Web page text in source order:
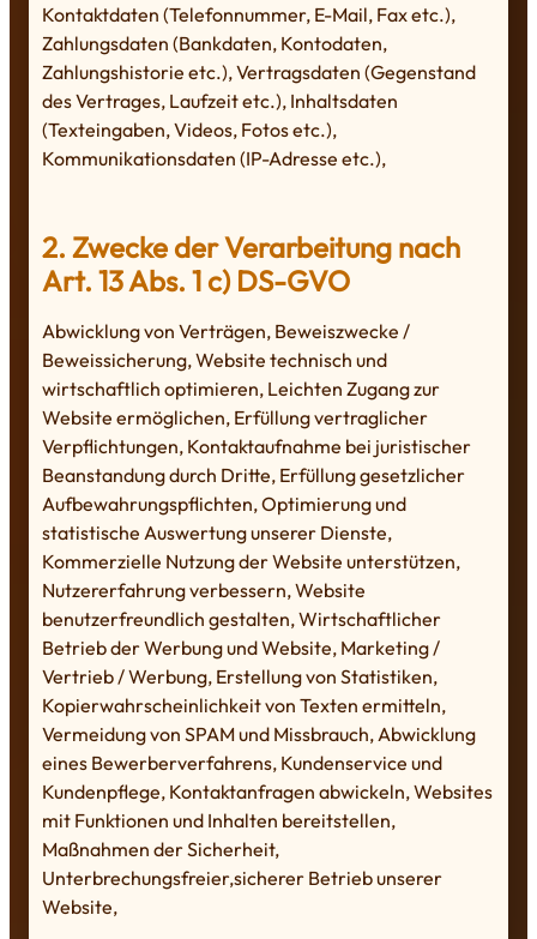
Kontaktdaten (Telefonnummer, E-Mail, Fax etc.),
Zahlungsdaten (Bankdaten, Kontodaten,
Zahlungshistorie etc.), Vertragsdaten (Gegenstand
des Vertrages, Laufzeit etc.), Inhaltsdaten
(Texteingaben, Videos, Fotos etc.),
Kommunikationsdaten (IP-Adresse etc.),
2. Zwecke der Verarbeitung nach
Art. 13 Abs. 1 c) DS-GVO
Abwicklung von Verträgen, Beweiszwecke /
Beweissicherung, Website technisch und
wirtschaftlich optimieren, Leichten Zugang zur
Website ermöglichen, Erfüllung vertraglicher
Verpflichtungen, Kontaktaufnahme bei juristischer
Beanstandung durch Dritte, Erfüllung gesetzlicher
Aufbewahrungspflichten, Optimierung und
statistische Auswertung unserer Dienste,
Kommerzielle Nutzung der Website unterstützen,
Nutzererfahrung verbessern, Website
benutzerfreundlich gestalten, Wirtschaftlicher
Betrieb der Werbung und Website, Marketing /
Vertrieb / Werbung, Erstellung von Statistiken,
Kopierwahrscheinlichkeit von Texten ermitteln,
Vermeidung von SPAM und Missbrauch, Abwicklung
eines Bewerberverfahrens, Kundenservice und
Kundenpflege, Kontaktanfragen abwickeln, Websites
mit Funktionen und Inhalten bereitstellen,
Maßnahmen der Sicherheit,
Unterbrechungsfreier,sicherer Betrieb unserer
Website,